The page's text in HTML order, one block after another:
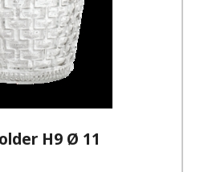
H9 Ø 11